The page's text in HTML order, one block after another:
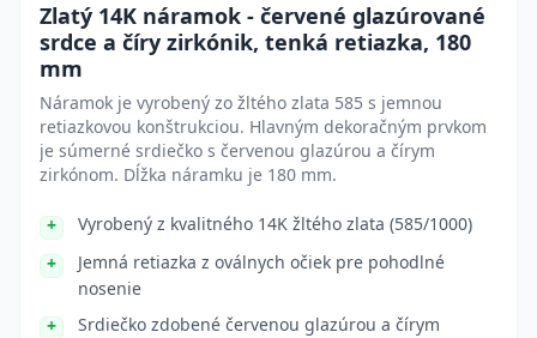
Zlatý 14K náramok - červené glazúrované
srdce a číry zirkónik, tenká retiazka, 180
mm
Náramok je vyrobený zo žltého zlata 585 s jemnou
retiazkovou konštrukciou. Hlavným dekoračným prvkom
je súmerné srdiečko s červenou glazúrou a čírym
zirkónom. Dĺžka náramku je 180 mm.
Vyrobený z kvalitného 14K žltého zlata (585/1000)
Jemná retiazka z oválnych očiek pre pohodlné
nosenie
Srdiečko zdobené červenou glazúrou a čírym